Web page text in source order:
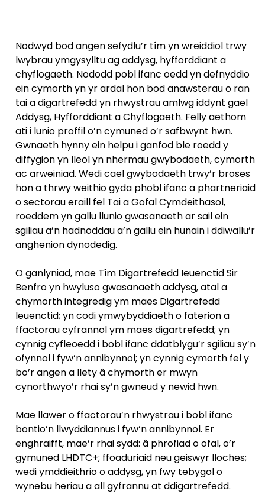
Nodwyd bod angen sefydlu’r tîm yn wreiddiol trwy
lwybrau ymgysylltu ag addysg, hyfforddiant a
chyflogaeth. Nododd pobl ifanc oedd yn defnyddio
ein cymorth yn yr ardal hon bod anawsterau o ran
tai a digartrefedd yn rhwystrau amlwg iddynt gael
Addysg, Hyfforddiant a Chyflogaeth. Felly aethom
ati i lunio proffil o’n cymuned o’r safbwynt hwn.
Gwnaeth hynny ein helpu i ganfod ble roedd y
diffygion yn lleol yn nhermau gwybodaeth, cymorth
ac arweiniad. Wedi cael gwybodaeth trwy’r broses
hon a thrwy weithio gyda phobl ifanc a phartneriaid
o sectorau eraill fel Tai a Gofal Cymdeithasol,
roeddem yn gallu llunio gwasanaeth ar sail ein
sgiliau a’n hadnoddau a’n gallu ein hunain i ddiwallu’r
anghenion dynodedig.
O ganlyniad, mae Tîm Digartrefedd Ieuenctid Sir
Benfro yn hwyluso gwasanaeth addysg, atal a
chymorth integredig ym maes Digartrefedd
Ieuenctid; yn codi ymwybyddiaeth o faterion a
ffactorau cyfrannol ym maes digartrefedd; yn
cynnig cyfleoedd i bobl ifanc ddatblygu’r sgiliau sy’n
ofynnol i fyw’n annibynnol; yn cynnig cymorth fel y
bo’r angen a llety â chymorth er mwyn
cynorthwyo’r rhai sy’n gwneud y newid hwn.
Mae llawer o ffactorau’n rhwystrau i bobl ifanc
bontio’n llwyddiannus i fyw’n annibynnol. Er
enghraifft, mae’r rhai sydd: â phrofiad o ofal, o’r
gymuned LHDTC+; ffoaduriaid neu geiswyr lloches;
wedi ymddieithrio o addysg, yn fwy tebygol o
wynebu heriau a all gyfrannu at ddigartrefedd.